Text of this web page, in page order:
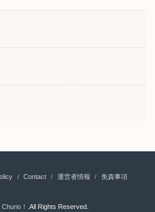
Contact 運営者情報 免責事項
Churio！ .All Rights Reserved.